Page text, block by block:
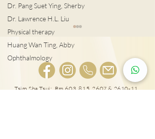
Dr. Pang Suet Ying, Sherby
Dr. Lawrence H.L. Liu
Physical therapy
Huang Wan Ting, Abby
Ophthalmology
Tsim Sha Tsui: Rm 603, 815, 2607 & 2610-11,